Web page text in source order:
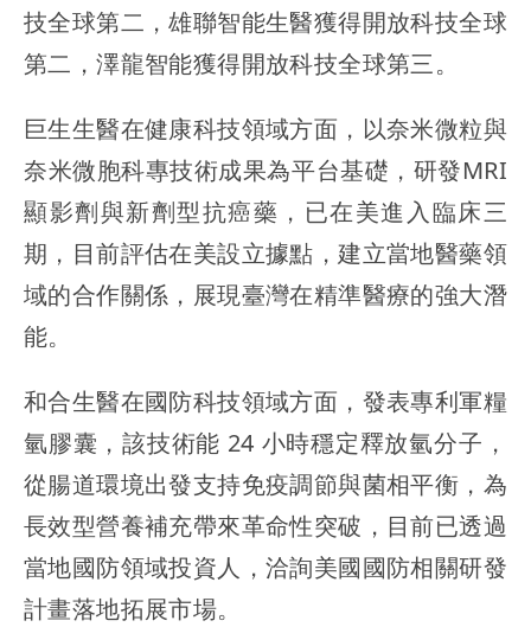
技全球第二，雄聯智能生醫獲得開放科技全球
第二，澤龍智能獲得開放科技全球第三。
巨生生醫在健康科技領域方面，以奈米微粒與
奈米微胞科專技術成果為平台基礎，研發MRI
顯影劑與新劑型抗癌藥，已在美進入臨床三
期，目前評估在美設立據點，建立當地醫藥領
域的合作關係，展現臺灣在精準醫療的強大潛
能。
和合生醫在國防科技領域方面，發表專利軍糧
氫膠囊，該技術能 24 小時穩定釋放氫分子，
從腸道環境出發支持免疫調節與菌相平衡，為
長效型營養補充帶來革命性突破，目前已透過
當地國防領域投資人，洽詢美國國防相關研發
計畫落地拓展市場。